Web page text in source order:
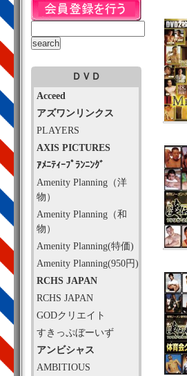
ＤＶＤ
Acceed
アズワンリンクス
PLAYERS
AXIS PICTURES
ｱﾒﾆﾃｨｰﾌﾟﾗﾝﾆﾝｸﾞ
Amenity Planning（洋
物）
Amenity Planning（和
物）
Amenity Planning(特価)
Amenity Planning(950円)
RCHS JAPAN
RCHS JAPAN
GODクリエイト
すきっぷぼーいず
アンビシャス
AMBITIOUS